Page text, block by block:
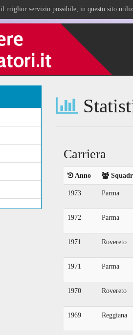
miglior servizio possibile, in questo sito
Carriera
Anno
1973 Parma
1972 Parma
1971 Rovereto
1971 Parma
1970 Rovereto
1969 Reggiana